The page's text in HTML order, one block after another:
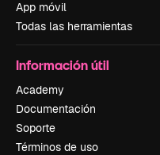
App móvil
Todas las herramientas
Información útil
Academy
Documentación
Soporte
Términos de uso